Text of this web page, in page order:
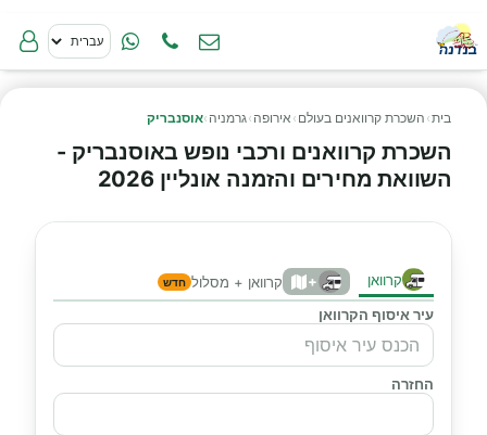
בית› השכרת קרוואנים בעולם › אירופה ›גרמניה ›אוסנבריק
השכרת קרוואנים ורכבי נופש באוסנבריק -
השוואת מחירים והזמנה אונליין 2026
קרוואן + קרוואן + מסלול חדש
עיר איסוף הקרוואן
החזרה